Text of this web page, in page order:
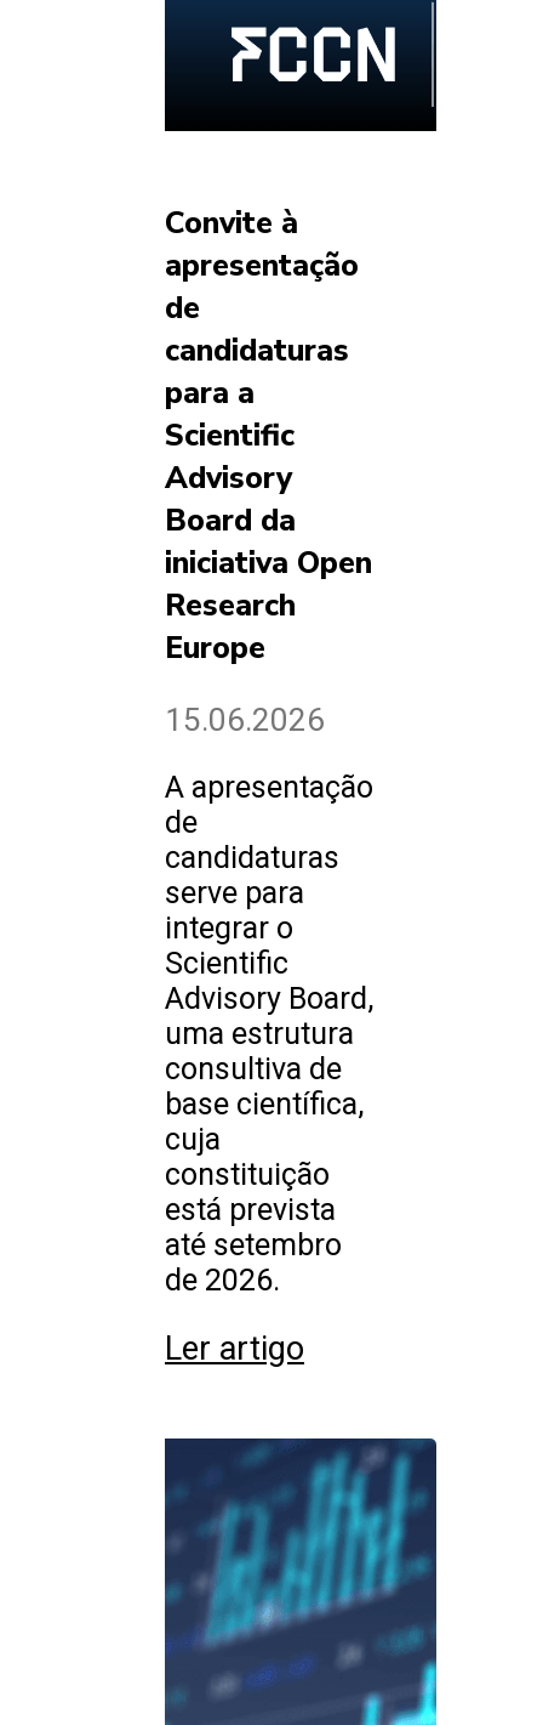
Convite à
apresentação
de
candidaturas
para a
Scientific
Advisory
Board da
iniciativa Open
Research
Europe
15.06.2026
A apresentação
de
candidaturas
serve para
integrar o
Scientific
Advisory Board,
uma estrutura
consultiva de
base científica,
cuja
constituição
está prevista
até setembro
de 2026.
Ler artigo